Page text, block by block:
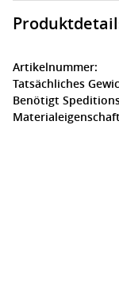
Artikelnummer:
Tatsächliches
Benötigt